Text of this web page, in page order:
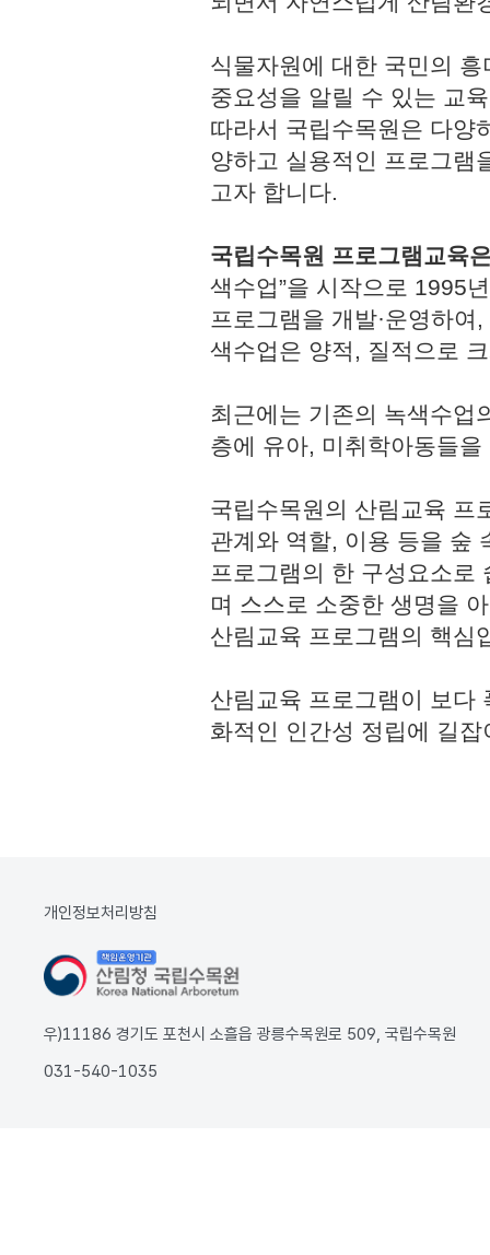
식물자원에 대한 국민의
중요성을 알릴 수 있는 교
따라서 국립수목원은 다양
양하고 실용적인 프로그램
고자 합니다.
국립수목원 프로그램교육
색수업”을 시작으로 1995
프로그램을 개발·운영하
색수업은 양적, 질적으로
최근에는 기존의 녹색수업
층에 유아, 미취학아동들
국립수목원의 산림교육 프
관계와 역할, 이용 등을 숲
프로그램의 한 구성요소로
며 스스로 소중한 생명을
산림교육 프로그램의 핵심
산림교육 프로그램이 보다
화적인 인간성 정립에 길
개인정보처리방침
우)11186 경기도 포천시 소흘읍 광릉수목원로 509, 국립수목원
031-540-1035